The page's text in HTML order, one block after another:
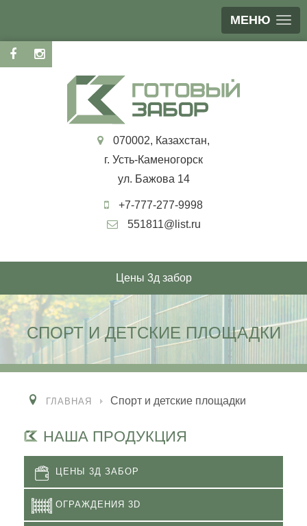
МЕНЮ
070002, Казахстан,
г. Усть-Каменогорск
ул. Бажова 14
+7-777-277-9998
551811@list.ru
Цены 3д забор
СПОРТ И ДЕТСКИЕ ПЛОЩАДКИ
ГЛАВНАЯ Спорт и детские площадки
НАША ПРОДУКЦИЯ
ЦЕНЫ 3Д ЗАБОР
ОГРАЖДЕНИЯ 3D